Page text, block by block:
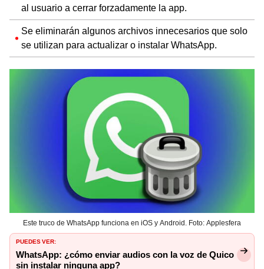
al usuario a cerrar forzadamente la app.
Se eliminarán algunos archivos innecesarios que solo
se utilizan para actualizar o instalar WhatsApp.
Este truco de WhatsApp funciona en iOS y Android. Foto: Applesfera
PUEDES VER:
WhatsApp: ¿cómo enviar audios con la voz de Quico
sin instalar ninguna app?